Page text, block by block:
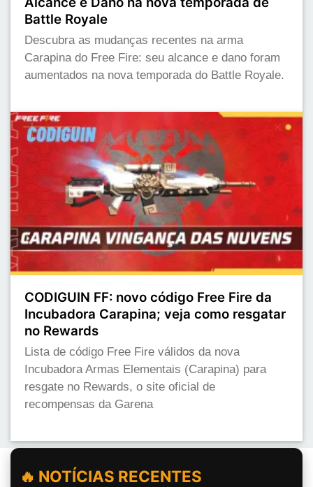
Battle Royale
Descubra as mudanças recentes na arma
Carapina do Free Fire: seu alcance e dano foram
aumentados na nova temporada do Battle Royale.
CODIGUIN FF: novo código Free Fire da
Incubadora Carapina; veja como resgatar
no Rewards
Lista de código Free Fire válidos da nova
Incubadora Armas Elementais (Carapina) para
resgate no Rewards, o site oficial de
recompensas da Garena
🔥 NOTÍCIAS RECENTES